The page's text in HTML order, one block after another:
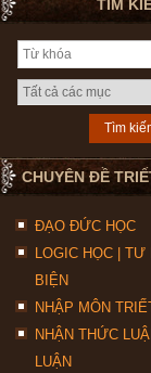
TÌM
CHUYÊN ĐỀ
ĐẠO ĐỨC HỌC
LOGIC HỌC | TƯ
BIỆN
NHẬP MÔN
NHẬN THỨC
LUẬN